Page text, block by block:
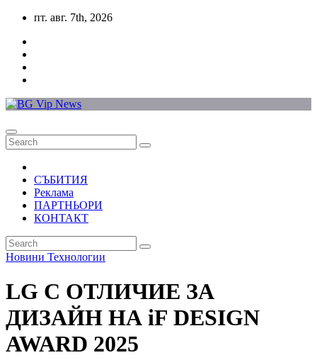
Skip
content
пт. авг. 7th, 2026
СЪБИТИЯ
Реклама
ПАРТНЬОРИ
КОНТАКТ
Новини Технологии
LG С ОТЛИЧИЕ ЗА
ДИЗАЙН НА iF DESIGN
AWARD 2025